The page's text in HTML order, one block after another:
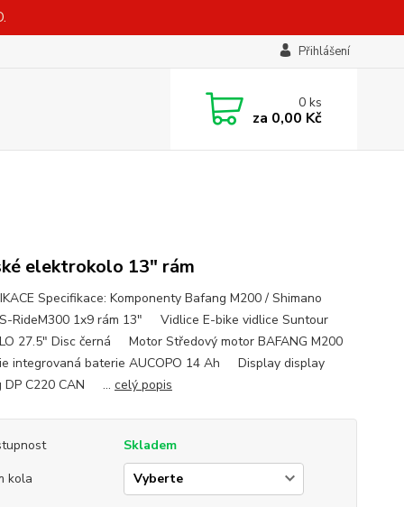
Přihlášení
0ks
za 0,00 Kč
elektrokolo 13" rám
Specifikace: Komponenty Bafang M200 / Shimano
RideM300 1x9 rám 13" Vidlice E-bike vidlice Suntour
27.5" Disc černá Motor Středový motor BAFANG M200
integrovaná baterie AUCOPO 14 Ah Display display
DP C220 CAN ... celý popis
Skladem
kola